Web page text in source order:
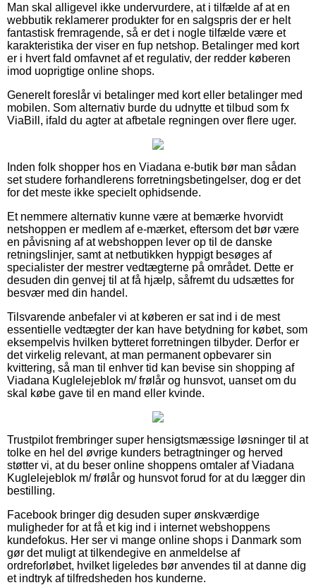
Man skal alligevel ikke undervurdere, at i tilfælde af at en
webbutik reklamerer produkter for en salgspris der er helt
fantastisk fremragende, så er det i nogle tilfælde være et
karakteristika der viser en fup netshop. Betalinger med kort
er i hvert fald omfavnet af et regulativ, der redder køberen
imod uoprigtige online shops.
Generelt foreslår vi betalinger med kort eller betalinger med
mobilen. Som alternativ burde du udnytte et tilbud som fx
ViaBill, ifald du agter at afbetale regningen over flere uger.
Inden folk shopper hos en Viadana e-butik bør man sådan
set studere forhandlerens forretningsbetingelser, dog er det
for det meste ikke specielt ophidsende.
Et nemmere alternativ kunne være at bemærke hvorvidt
netshoppen er medlem af e-mærket, eftersom det bør være
en påvisning af at webshoppen lever op til de danske
retningslinjer, samt at netbutikken hyppigt besøges af
specialister der mestrer vedtægterne på området. Dette er
desuden din genvej til at få hjælp, såfremt du udsættes for
besvær med din handel.
Tilsvarende anbefaler vi at køberen er sat ind i de mest
essentielle vedtægter der kan have betydning for købet, som
eksempelvis hvilken bytteret forretningen tilbyder. Derfor er
det virkelig relevant, at man permanent opbevarer sin
kvittering, så man til enhver tid kan bevise sin shopping af
Viadana Kuglelejeblok m/ frølår og hunsvot, uanset om du
skal købe gave til en mand eller kvinde.
Trustpilot frembringer super hensigtsmæssige løsninger til at
tolke en hel del øvrige kunders betragtninger og herved
støtter vi, at du beser online shoppens omtaler af Viadana
Kuglelejeblok m/ frølår og hunsvot forud for at du lægger din
bestilling.
Facebook bringer dig desuden super ønskværdige
muligheder for at få et kig ind i internet webshoppens
kundefokus. Her ser vi mange online shops i Danmark som
gør det muligt at tilkendegive en anmeldelse af
ordreforløbet, hvilket ligeledes bør anvendes til at danne dig
et indtryk af tilfredsheden hos kunderne.